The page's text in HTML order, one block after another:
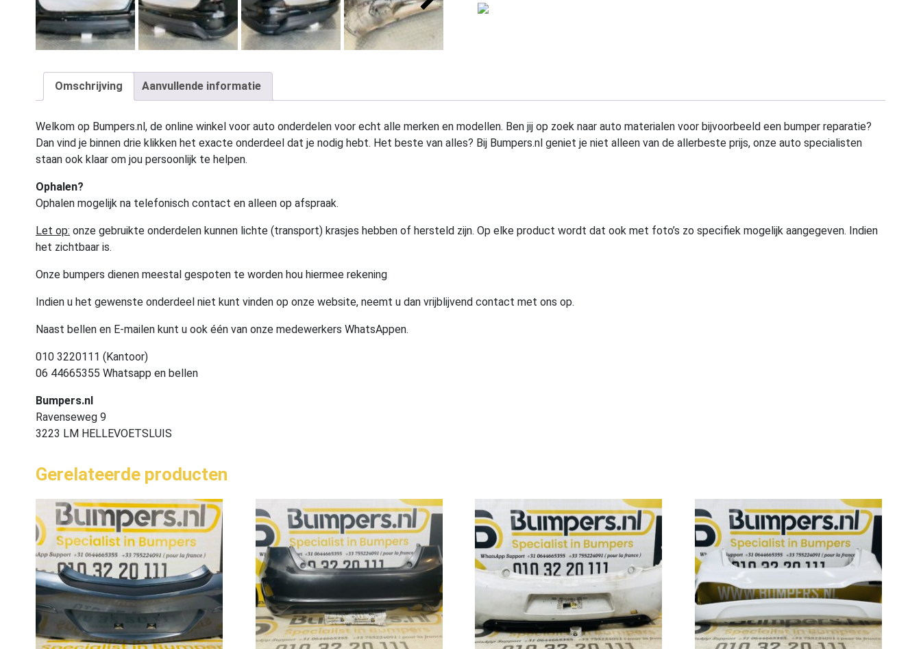
Omschrijving Aanvullende informatie
Welkom op Bumpers.nl, de online winkel voor auto onderdelen voor echt alle merken en modellen. Ben jij op zoek naar auto materialen voor bijvoorbeeld een bumper reparatie?
Dan vind je binnen drie klikken het exacte onderdeel dat je nodig hebt. Het beste van alles? Bij Bumpers.nl geniet je niet alleen van de allerbeste prijs, onze auto specialisten
staan ook klaar om jou persoonlijk te helpen.
Ophalen?
Ophalen mogelijk na telefonisch contact en alleen op afspraak.
Let op: onze gebruikte onderdelen kunnen lichte (transport) krasjes hebben of hersteld zijn. Op elke product wordt dat ook met foto’s zo specifiek mogelijk aangegeven. Indien
het zichtbaar is.
Onze bumpers dienen meestal gespoten te worden hou hiermee rekening
Indien u het gewenste onderdeel niet kunt vinden op onze website, neemt u dan vrijblijvend contact met ons op.
Naast bellen en E-mailen kunt u ook één van onze medewerkers WhatsAppen.
010 3220111 (Kantoor)
06 44665355 Whatsapp en bellen
Bumpers.nl
Ravenseweg 9
3223 LM HELLEVOETSLUIS
Gerelateerde producten